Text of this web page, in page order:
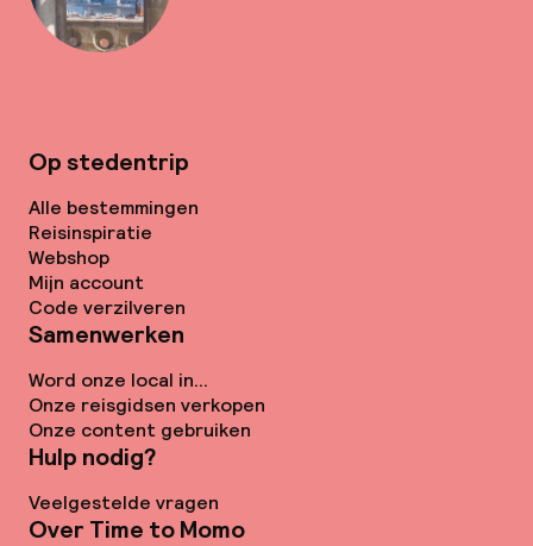
Op stedentrip
Alle bestemmingen
Reisinspiratie
Webshop
Mijn account
Code verzilveren
Samenwerken
Word onze local in...
Onze reisgidsen verkopen
Onze content gebruiken
Hulp nodig?
Veelgestelde vragen
Over Time to Momo